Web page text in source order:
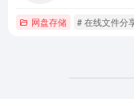
网盘存储 # 在线文件分